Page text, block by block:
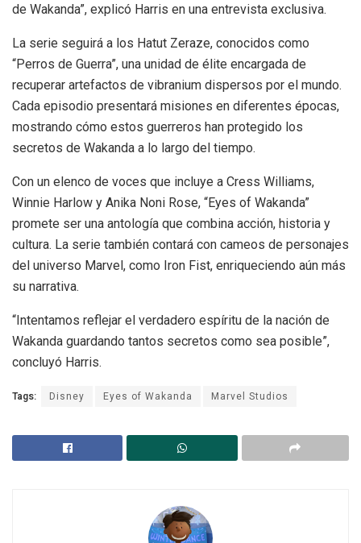
de Wakanda”, explicó Harris en una entrevista exclusiva.
La serie seguirá a los Hatut Zeraze, conocidos como
“Perros de Guerra”, una unidad de élite encargada de
recuperar artefactos de vibranium dispersos por el mundo.
Cada episodio presentará misiones en diferentes épocas,
mostrando cómo estos guerreros han protegido los
secretos de Wakanda a lo largo del tiempo.
Con un elenco de voces que incluye a Cress Williams,
Winnie Harlow y Anika Noni Rose, “Eyes of Wakanda”
promete ser una antología que combina acción, historia y
cultura. La serie también contará con cameos de personajes
del universo Marvel, como Iron Fist, enriqueciendo aún más
su narrativa.
“Intentamos reflejar el verdadero espíritu de la nación de
Wakanda guardando tantos secretos como sea posible”,
concluyó Harris.
Tags: Disney Eyes of Wakanda Marvel Studios